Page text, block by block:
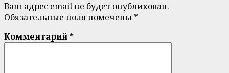
Ваш адрес email не будет опубликован.
Обязательные поля помечены *
Комментарий*